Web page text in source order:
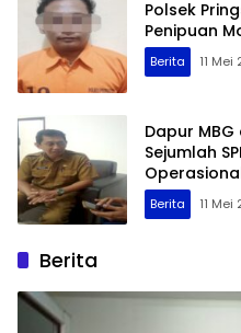
Polsek
Penipuan
Berita 11 Mei
Dapur
Sejumlah
Berita 11 Mei
Berita